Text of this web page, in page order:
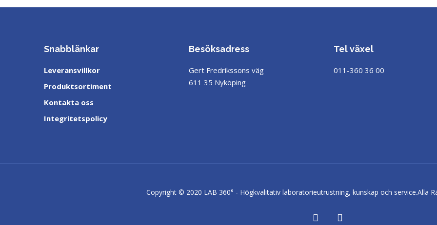
Snabblänkar
Leveransvillkor
Produktsortiment
Kontakta oss
Integritetspolicy
Besöksadress
Gert Fredrikssons väg
611 35 Nyköping
Tel växel
011-360 36 00
Copyright © 2020 LAB 360° - Högkvalitativ laboratorieutrustning, kunskap och service.Alla
facebooklinkedin